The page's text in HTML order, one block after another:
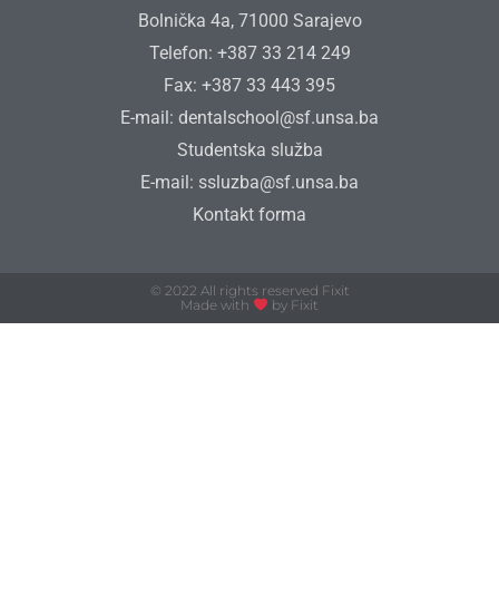
Bolnička 4a, 71000 Sarajevo
Telefon: +387 33 214 249
Fax: +387 33 443 395
E-mail: dentalschool@sf.unsa.ba
Studentska služba
E-mail: ssluzba@sf.unsa.ba
Kontakt forma
© 2022 All rights reserved Fixit
Made with
by Fixit